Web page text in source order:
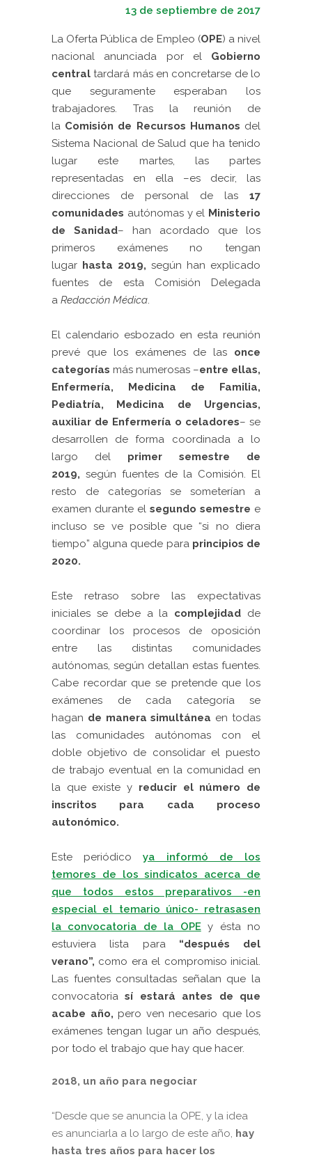
13 de septiembre de 2017
La Oferta Pública de Empleo (OPE) a nivel
nacional anunciada por el Gobierno
central tardará más en concretarse de lo
que seguramente esperaban los
trabajadores. Tras la reunión de
la Comisión de Recursos Humanos del
Sistema Nacional de Salud que ha tenido
lugar este martes, las partes
representadas en ella –es decir, las
direcciones de personal de las 17
comunidades autónomas y el Ministerio
de Sanidad– han acordado que los
primeros exámenes no tengan
lugar hasta 2019, según han explicado
fuentes de esta Comisión Delegada
a Redacción Médica.
El calendario esbozado en esta reunión
prevé que los exámenes de las once
categorías más numerosas –entre ellas,
Enfermería, Medicina de Familia,
Pediatría, Medicina de Urgencias,
auxiliar de Enfermería o celadores– se
desarrollen de forma coordinada a lo
largo del primer semestre de
2019, según fuentes de la Comisión. El
resto de categorías se someterían a
examen durante el segundo semestre e
incluso se ve posible que “si no diera
tiempo” alguna quede para principios de
2020.
Este retraso sobre las expectativas
iniciales se debe a la complejidad de
coordinar los procesos de oposición
entre las distintas comunidades
autónomas, según detallan estas fuentes.
Cabe recordar que se pretende que los
exámenes de cada categoría se
hagan de manera simultánea en todas
las comunidades autónomas con el
doble objetivo de consolidar el puesto
de trabajo eventual en la comunidad en
la que existe y reducir el número de
inscritos para cada proceso
autonómico.
Este periódicoya informó de los
temores de los sindicatos acerca de
que todos estos preparativos -en
especial el temario único- retrasasen
la convocatoria de la OPEy ésta no
estuviera lista para“después del
verano”, como era el compromiso inicial.
Las fuentes consultadas señalan que la
convocatoria sí estará antes de que
acabe año, pero ven necesario que los
exámenes tengan lugar un año después,
por todo el trabajo que hay que hacer.
2018, un año para negociar
“Desde que se anuncia la OPE, y la idea
es anunciarla a lo largo de este año, hay
hasta tres años para hacer los